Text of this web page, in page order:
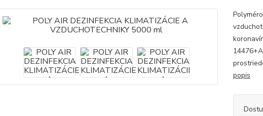
popis